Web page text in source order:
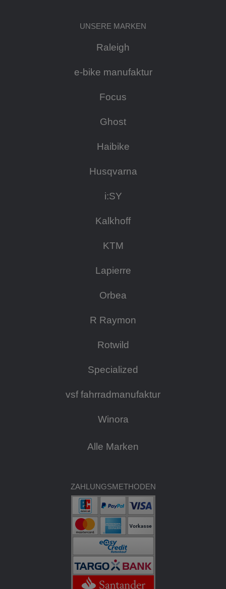
UNSERE MARKEN
Raleigh
e-bike manufaktur
Focus
Ghost
Haibike
Husqvarna
i:SY
Kalkhoff
KTM
Lapierre
Orbea
R Raymon
Rotwild
Specialized
vsf fahrradmanufaktur
Winora
Alle Marken
ZAHLUNGSMETHODEN